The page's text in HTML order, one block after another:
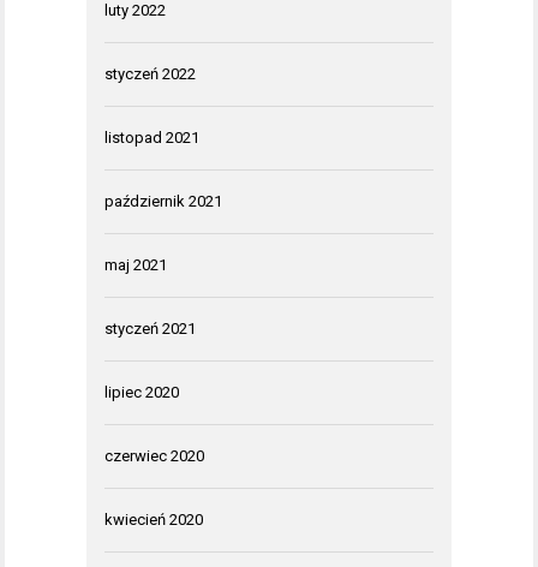
luty 2022
styczeń 2022
listopad 2021
październik 2021
maj 2021
styczeń 2021
lipiec 2020
czerwiec 2020
kwiecień 2020